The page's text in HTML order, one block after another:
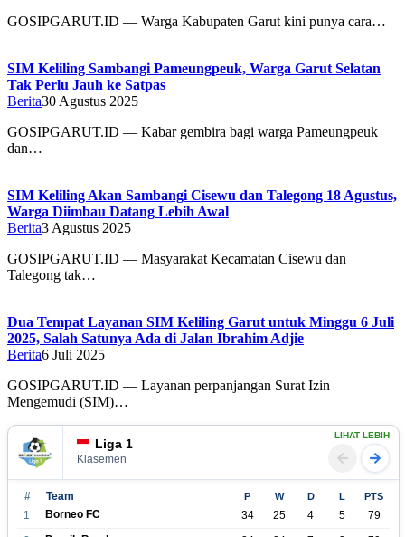
GOSIPGARUT.ID — Warga Kabupaten Garut kini punya cara…
SIM Keliling Sambangi Pameungpeuk, Warga Garut Selatan
Tak Perlu Jauh ke Satpas
Berita30 Agustus 2025
GOSIPGARUT.ID — Kabar gembira bagi warga Pameungpeuk
dan…
SIM Keliling Akan Sambangi Cisewu dan Talegong 18 Agustus,
Warga Diimbau Datang Lebih Awal
Berita3 Agustus 2025
GOSIPGARUT.ID — Masyarakat Kecamatan Cisewu dan
Talegong tak…
Dua Tempat Layanan SIM Keliling Garut untuk Minggu 6 Juli
2025, Salah Satunya Ada di Jalan Ibrahim Adjie
Berita6 Juli 2025
GOSIPGARUT.ID — Layanan perpanjangan Surat Izin
Mengemudi (SIM)…
Liga 1
Klasemen
LIHAT LEBIH
# Team P W D L PTS
1 Borneo FC 34 25 4 5
79